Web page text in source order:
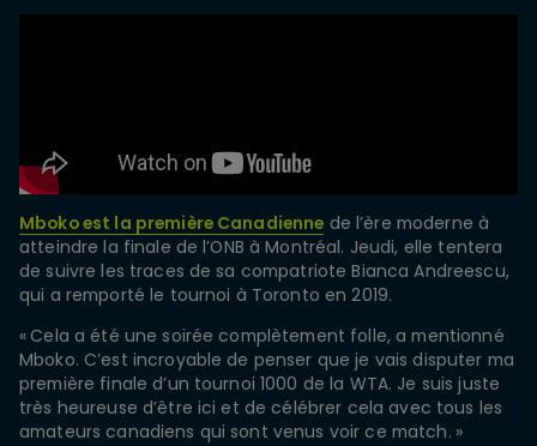
Mboko est la première Canadienne de l’ère moderne à
atteindre la finale de l’ONB à Montréal. Jeudi, elle tentera
de suivre les traces de sa compatriote Bianca Andreescu,
qui a remporté le tournoi à Toronto en 2019.
« Cela a été une soirée complètement folle, a mentionné
Mboko. C’est incroyable de penser que je vais disputer ma
première finale d’un tournoi 1000 de la WTA. Je suis juste
très heureuse d’être ici et de célébrer cela avec tous les
amateurs canadiens qui sont venus voir ce match. »